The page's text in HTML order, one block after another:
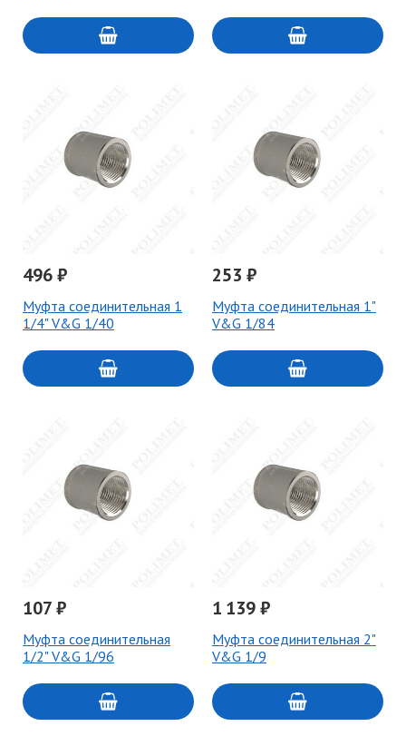
496 ₽
Муфта соединительная 1
1/4" V&G 1/40
253 ₽
Муфта соединительная 1"
V&G 1/84
107 ₽
Муфта соединительная
1/2" V&G 1/96
1 139 ₽
Муфта соединительная 2"
V&G 1/9